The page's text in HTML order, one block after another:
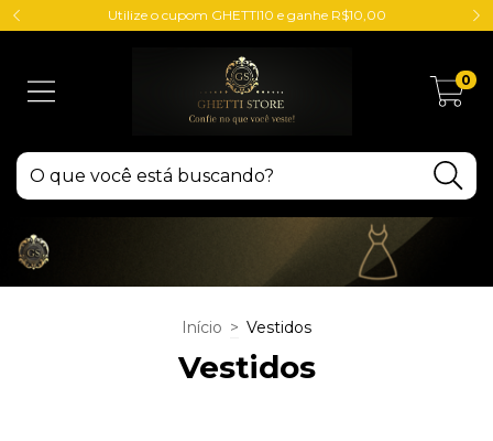
Utilize o cupom GHETTI10 e ganhe R$10,00
0
Início > Vestidos
Vestidos